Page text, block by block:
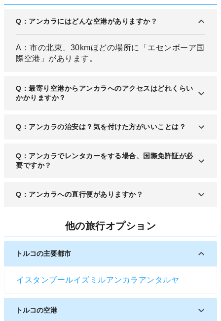
Q：アンカラにはどんな空港がありますか？
A：市の北東、30kmほどの場所に「エセンボーア国
際空港」があります。
Q：最寄り空港からアンカラへのアクセスはどれくらい
かかりますか？
A：空港からアンカラの中心部へは車で30分、電車
Q：アンカラの治安は？気を付けた方がいいことは？
A：アンカラはやや治安の悪いエリアがあり、軽犯
罪には常に注意しておく必要があります。
Q：アンカラでレンタカーをする場合、国際免許証が必
要ですか？
A：国内で有効な運転免許証のほか、国際免許証を
Q：アンカラへの直行便がありますか？
A：いいえ、日本からアンカラへの直行便はありま
他の旅行オプション
トルコの主要都市
イスタンブールイズミルアンカラ アンタルヤ
トルコの空港